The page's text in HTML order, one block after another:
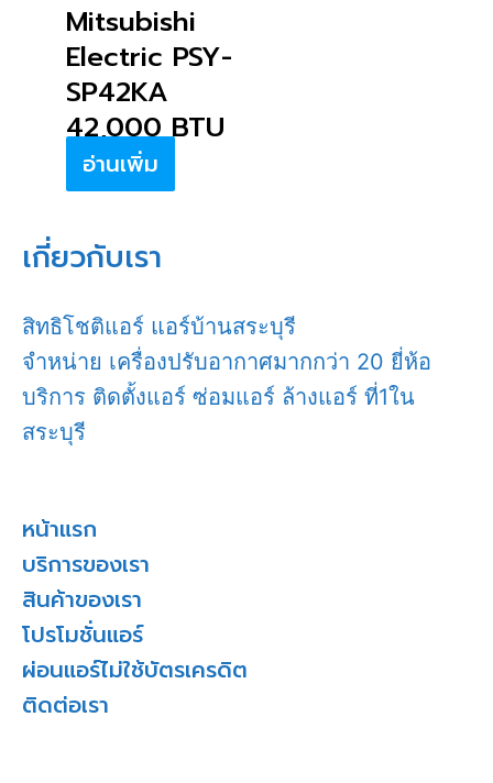
Mitsubishi
Electric PSY-
SP42KA
42,000 BTU
อ่านเพิ่ม
เกี่ยวกับเรา
สิทธิโชติแอร์ แอร์บ้านสระบุรี
จำหน่าย เครื่องปรับอากาศมากกว่า 20 ยี่ห้อ
บริการ ติดตั้งแอร์ ซ่อมแอร์ ล้างแอร์ ที่1ใน
สระบุรี
หน้าแรก
บริการของเรา
สินค้าของเรา
โปรโมชั่นแอร์
ผ่อนแอร์ไม่ใช้บัตรเครดิต
ติดต่อเรา